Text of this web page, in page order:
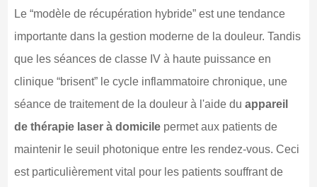
Le “modèle de récupération hybride” est une tendance
importante dans la gestion moderne de la douleur. Tandis
que les séances de classe IV à haute puissance en
clinique “brisent” le cycle inflammatoire chronique, une
séance de traitement de la douleur à l'aide du appareil
de thérapie laser à domicilepermet aux patients de
maintenir le seuil photonique entre les rendez-vous. Ceci
est particulièrement vital pour les patients souffrant de